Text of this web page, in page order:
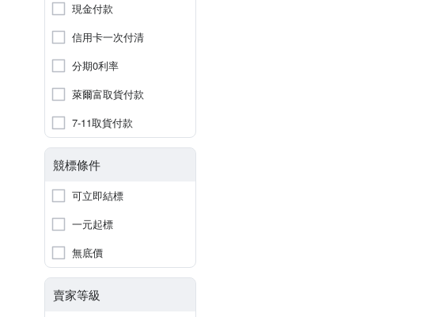
現金付款
信用卡一次付清
分期0利率
萊爾富取貨付款
7-11取貨付款
競標條件
可立即結標
一元起標
無底價
賣家等級